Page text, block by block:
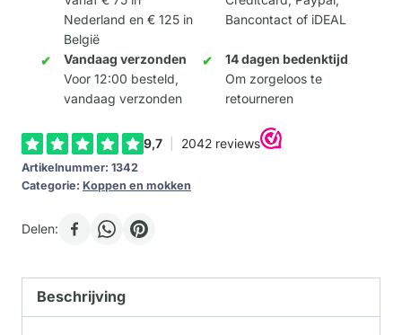
Nederland en € 125 in
België
Bancontact of iDEAL
Vandaag verzonden
Voor 12:00 besteld,
vandaag verzonden
14 dagen bedenktijd
Om zorgeloos te
retourneren
Artikelnummer: 1342
Categorie: Koppen en mokken
Delen:
Beschrijving